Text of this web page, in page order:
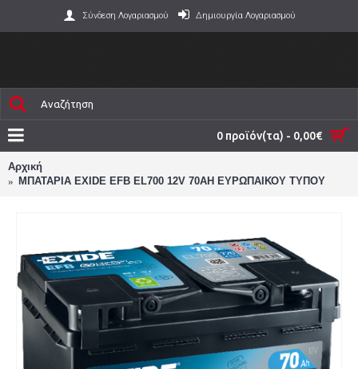
Σύνδεση Λογαριασμού Δημιουργία Λογαριασμού
0 προϊόν(τα) - 0,00€
Αρχική
ΜΠΑΤΑΡΙΑ EXIDE EFB EL700 12V 70AH ΕΥΡΩΠΑΙΚΟΥ ΤΥΠΟΥ